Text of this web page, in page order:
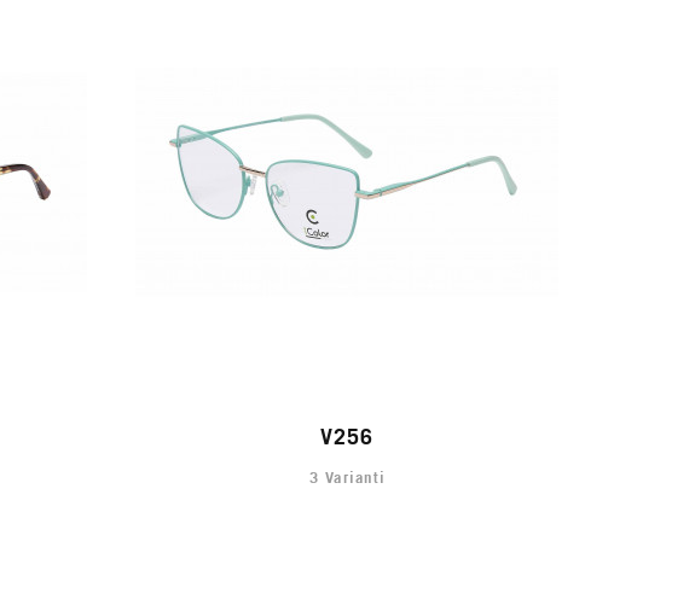
V256
3 Varianti